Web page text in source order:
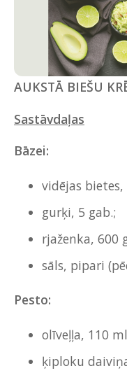
AUKSTĀ BIEŠU
Sastāvdaļas
Bāzei:
vidējas bietes,
gurķi, 5 gab.;
rjaženka, 600
sāls, pipari
Pesto:
olīveļļa, 110
ķiploku